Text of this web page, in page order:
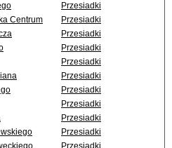
Przesiadki
Centrum
Przesiadki
Przesiadki
Przesiadki
Przesiadki
Przesiadki
Przesiadki
Przesiadki
Przesiadki
Przesiadki
Przesiadki